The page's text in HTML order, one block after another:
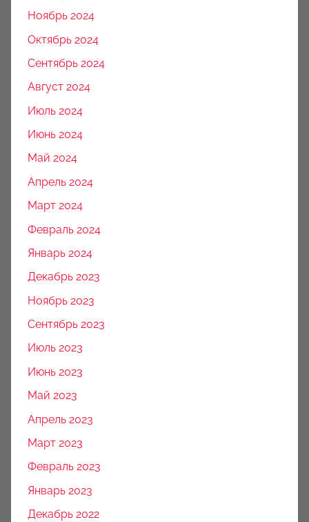
Ноябрь 2024
Октябрь 2024
Сентябрь 2024
Август 2024
Июль 2024
Июнь 2024
Май 2024
Апрель 2024
Март 2024
Февраль 2024
Январь 2024
Декабрь 2023
Ноябрь 2023
Сентябрь 2023
Июль 2023
Июнь 2023
Май 2023
Апрель 2023
Март 2023
Февраль 2023
Январь 2023
Декабрь 2022